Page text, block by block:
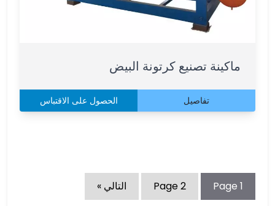
ماكينة تصنيع كرتونة البيض
تفاصيل الحصول على الاقتباس
Page 1
Page2 التالي »